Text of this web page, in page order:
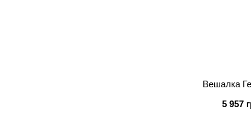
Вешалка
5 957